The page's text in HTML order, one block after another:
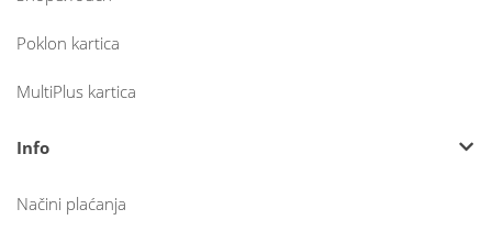
Poklon kartica
MultiPlus kartica
Info
Načini plaćanja